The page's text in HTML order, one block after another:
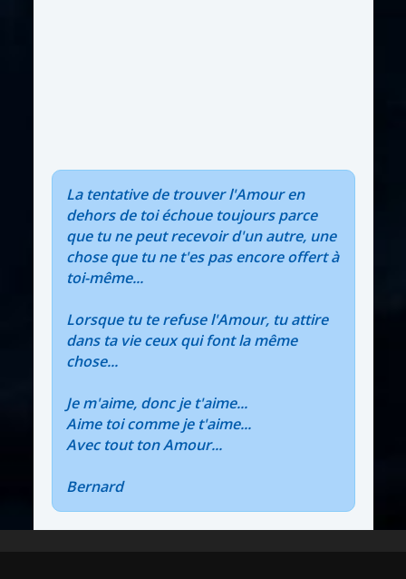
La tentative de trouver l'Amour en
dehors de toi échoue toujours parce
que tu ne peut recevoir d'un autre, une
chose que tu ne t'es pas encore offert à
toi-même...
Lorsque tu te refuse l'Amour, tu attire
dans ta vie ceux qui font la même
chose...
Je m'aime, donc je t'aime...
Aime toi comme je t'aime...
Avec tout ton Amour...
Bernard